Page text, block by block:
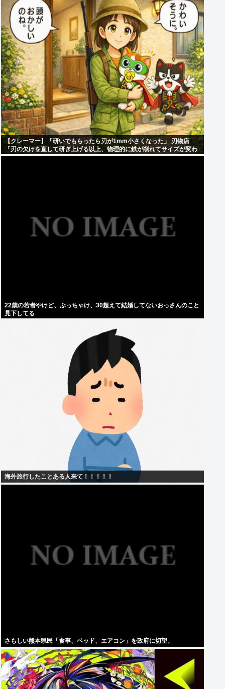
【クレーマー】「研いでもらったら刃が1mm小さくなった」 刃物店
「刃の欠けを直して研ぎ上げる以上、物理的に鉄が削れてサイズが変わ
るのは当たり前なんですが…」
22歳の若者やけど、ぶっちゃけ、30超えて結婚してないおっさんのこと
見下してる
海外旅行したことある人来て！！！！！
さもしい熊本県民「食事、ベッド、エアコン」を政府に切望。